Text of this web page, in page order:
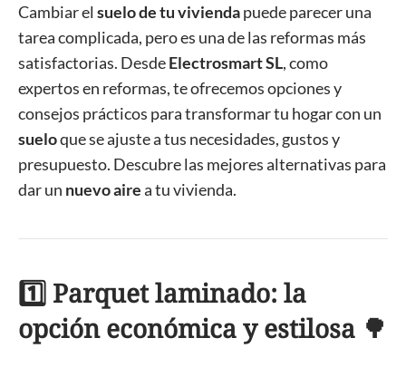
Cambiar el suelo de tu viviendapuede parecer una
tarea complicada, pero es una de las reformas más
satisfactorias. DesdeElectrosmart SL, como
expertos en reformas, te ofrecemos opciones y
consejos prácticos para transformar tu hogar con un
sueloque se ajuste a tus necesidades, gustos y
presupuesto. Descubre las mejores alternativas para
dar un nuevo airea tu vivienda.
1️⃣ Parquet laminado: la
opción económica y estilosa 🌳